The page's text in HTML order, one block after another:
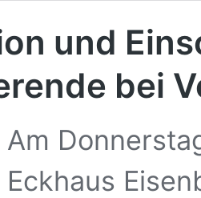
und
bei
Am
Eckhaus